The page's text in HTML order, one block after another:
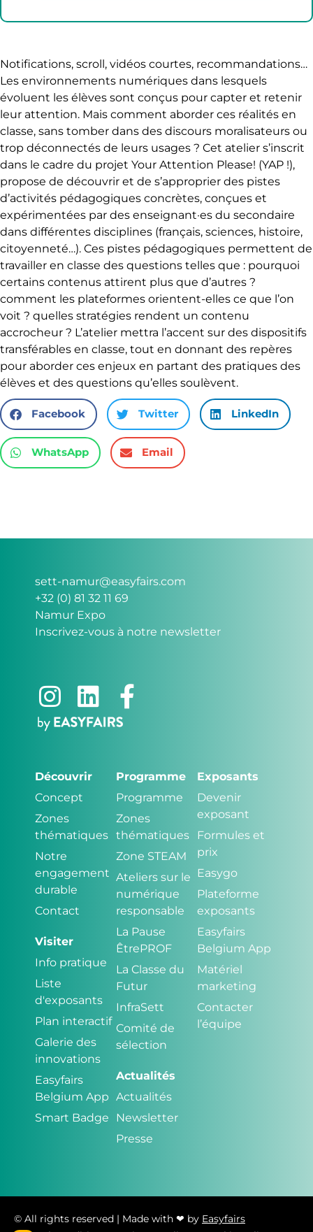
Notifications, scroll, vidéos courtes, recommandations…
Les environnements numériques dans lesquels
évoluent les élèves sont conçus pour capter et retenir
leur attention. Mais comment aborder ces réalités en
classe, sans tomber dans des discours moralisateurs ou
trop déconnectés de leurs usages ? Cet atelier s’inscrit
dans le cadre du projet Your Attention Please! (YAP !),
propose de découvrir et de s’approprier des pistes
d’activités pédagogiques concrètes, conçues et
expérimentées par des enseignant·es du secondaire
dans différentes disciplines (français, sciences, histoire,
citoyenneté…). Ces pistes pédagogiques permettent de
travailler en classe des questions telles que : pourquoi
certains contenus attirent plus que d’autres ?
comment les plateformes orientent-elles ce que l’on
voit ? quelles stratégies rendent un contenu
accrocheur ? L’atelier mettra l’accent sur des dispositifs
transférables en classe, tout en donnant des repères
pour aborder ces enjeux en partant des pratiques des
élèves et des questions qu’elles soulèvent.
Facebook Twitter LinkedIn
WhatsApp Email
sett-namur@easyfairs.com
+32 (0) 81 32 11 69
Namur Expo
Inscrivez-vous à notre newsletter
Découvrir
Concept
Zones
thématiques
Notre
engagement
durable
Contact
Visiter
Info pratique
Liste
d'exposants
Plan interactif
Galerie des
innovations
Easyfairs
Belgium App
Smart Badge
Programme
Programme
Zones
thématiques
Zone STEAM
Ateliers sur le
numérique
responsable
La Pause
ÊtrePROF
La Classe du
Futur
InfraSett
Comité de
sélection
Actualités
Actualités
Newsletter
Presse
Exposants
Devenir
exposant
Formules et
prix
Easygo
Plateforme
exposants
Easyfairs
Belgium App
Matériel
marketing
Contacter
l’équipe
© All rights reserved | Made with ❤ by Easyfairs